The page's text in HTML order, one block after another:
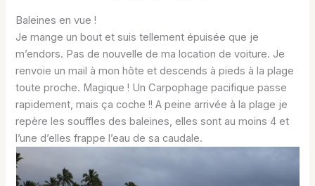
Baleines en vue !
Je mange un bout et suis tellement épuisée que je
m’endors. Pas de nouvelle de ma location de voiture. Je
renvoie un mail à mon hôte et descends à pieds à la plage
toute proche. Magique ! Un Carpophage pacifique passe
rapidement, mais ça coche !! A peine arrivée à la plage je
repère les souffles des baleines, elles sont au moins 4 et
l’une d’elles frappe l’eau de sa caudale.